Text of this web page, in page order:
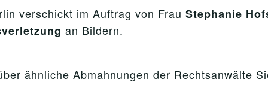
verschickt im Auftrag von Frau Stephanie
an Bildern.
ähnliche Abmahnungen der Rechtsanwälte